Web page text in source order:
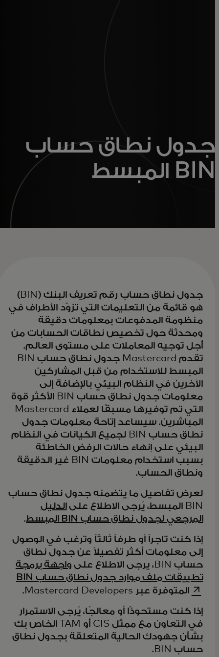
الأخبار و التوجهات
جدول نطاق حساب
BIN المبسط
جدول نطاق حساب رقم تعريف البنك (BIN)
هو قائمة من التعليمات التي تزوّد الأطراف في
منظومة المدفوعات بمعلومات دقيقة
ومحدثة حول تخصيص نطاقات الحسابات من
أجل توجيه المعاملات على مستوى العالم.
تقدم Mastercard جدول نطاق حساب BIN
المبسط للاستخدام من قبل المشاركين
الآخرين في النظام البيئي بالإضافة إلى
معلومات جدول نطاق حساب BIN الأكثر قوة
التي تم توفيرها مسبقًا لعملاء Mastercard
المباشرين. سيساعد إتاحة معلومات جدول
نطاق حساب BIN لجميع الكيانات في النظام
البيئي على إنهاء حالات الرفض الخاطئة
بسبب استخدام معلومات BIN غير الدقيقة
ونطاق الحساب.
لعرض تفاصيل ما يتضمنه جدول نطاق حساب
BIN المبسط، يُرجى الاطلاع على
الدليل
المرجعي لجدول نطاق حساب BIN المبسط
.
إذا كنت تاجراً أو طرفاً ثالثاً وترغب في الوصول
إلى معلومات أكثر تفصيلاً عن جدول نطاق
حساب BIN، يرجى الاطلاع على
واجهة برمجة
تطبيقات ملف موارد جدول نطاق حساب BIN tab
المتوفرة عبر Mastercard Developers.
إذا كنت مستحوذًا أو معالجًا، يُرجى الاستمرار
في التعاون مع ممثل CIS أو TAM الخاص بك
بشأن جهودك الحالية المتعلقة بجدول نطاق
حساب BIN.